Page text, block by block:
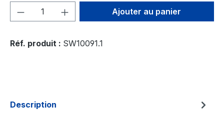
Quantité de produit : Entrez la
Ajouter au panier
Réf. produit : SW10091.1
Description